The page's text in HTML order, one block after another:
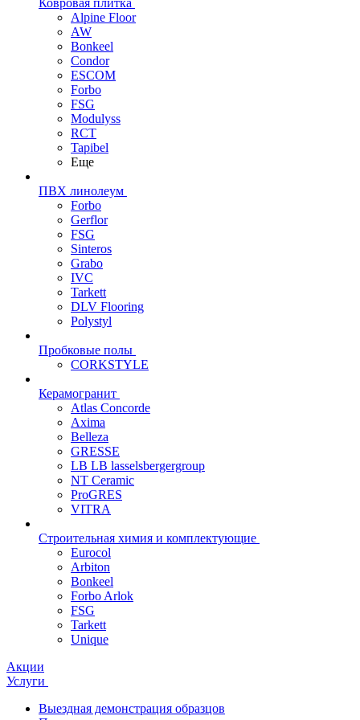
Ковровая плитка
Alpine Floor
AW
Bonkeel
Condor
ESCOM
Forbo
FSG
Modulyss
RCT
Tapibel
Еще
ПВХ линолеум
Forbo
Gerflor
FSG
Sinteros
Grabo
IVC
Tarkett
DLV Flooring
Polystyl
Пробковые полы
CORKSTYLE
Керамогранит
Atlas Concorde
Axima
Belleza
GRESSE
LB LB lasselsbergergroup
NT Ceramic
ProGRES
VITRA
Строительная химия и комплектующие
Eurocol
Arbiton
Bonkeel
Forbo Arlok
FSG
Tarkett
Unique
Акции
Услуги
Выездная демонстрация образцов